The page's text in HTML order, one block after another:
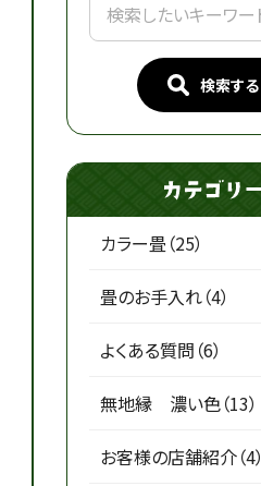
検索する
カラー畳（25）
畳のお手入れ（4）
よくある質問（6）
無地縁 濃い色（13）
お客様の店舗紹介（4）